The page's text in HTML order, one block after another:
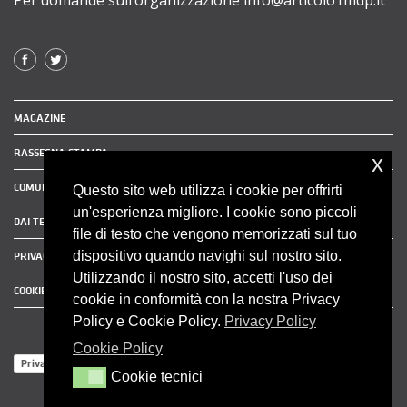
MAGAZINE
RASSEGNA STAMPA
COMUNICATI STAMPA
DAI TERRITORI
PRIVACY POLICY
COOKIE POLICY
Privacy Policy
Questo sito web utilizza i cookie per offrirti
un'esperienza migliore. I cookie sono piccoli
file di testo che vengono memorizzati sul tuo
dispositivo quando navighi sul nostro sito.
Utilizzando il nostro sito, accetti l'uso dei
cookie in conformità con la nostra Privacy
Policy e Cookie Policy. Privacy Policy
Cookie Policy
Cookie tecnici
Cookie tecnici
x